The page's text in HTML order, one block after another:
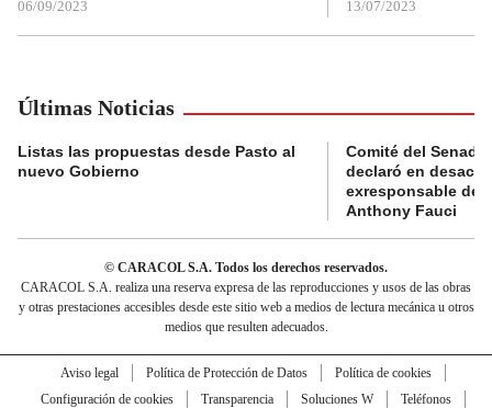
06/09/2023 13/07/2023
Últimas Noticias
Listas las propuestas desde Pasto al
nuevo Gobierno
Comité del Senado
declaró en
exresponsable de
Anthony Fauci
© CARACOL S.A. Todos los derechos reservados.
CARACOL S.A. realiza una reserva expresa de las reproducciones y usos de las obras
y otras prestaciones accesibles desde este sitio web a medios de lectura mecánica u otros
medios que resulten adecuados.
Aviso legal Política de Protección de Datos
Política de cookies
Configuración de cookies
Transparencia Soluciones W
Teléfonos